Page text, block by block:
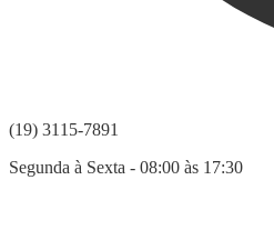
(19) 3115-7891
Segunda à Sexta - 08:00 às 17:30